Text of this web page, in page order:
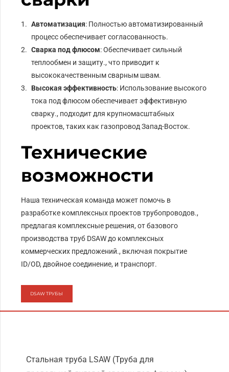
Автоматизация: Полностью автоматизированный
процесс обеспечивает согласованность.
Сварка под флюсом: Обеспечивает сильный
теплообмен и защиту., что приводит к
высококачественным сварным швам.
Высокая эффективность: Использование высокого
тока под флюсом обеспечивает эффективную
сварку., подходит для крупномасштабных
проектов, таких как газопровод Запад-Восток.
Технические
возможности
Наша техническая команда может помочь в
разработке комплексных проектов трубопроводов.,
предлагая комплексные решения, от базового
производства труб DSAW до комплексных
коммерческих предложений., включая покрытие
ID/OD, двойное соединение, и транспорт.
DSAW ТРУБЫ
Стальная труба LSAW (Труба для